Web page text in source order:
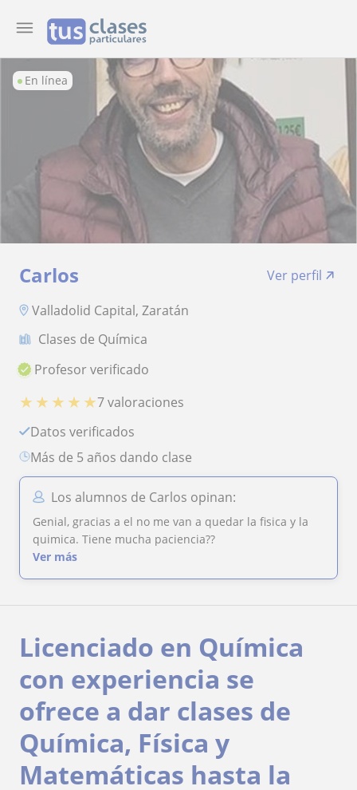
En línea
Carlos
Ver perfil
Valladolid Capital, Zaratán
Clases de Química
Profesor verificado
★ ★ ★ ★ ★7 valoraciones
Datos verificados
más de 5 años dando clase
Los alumnos de Carlos opinan:
Genial, gracias a el no me van a quedar la fisica y la
quimica. Tiene mucha paciencia??
Ver más
Licenciado en Química
con experiencia se
ofrece a dar clases de
Química, Física y
Matemáticas hasta la